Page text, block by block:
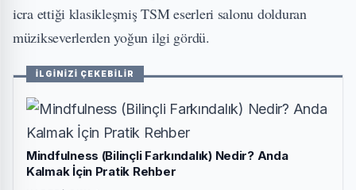
icra ettiği klasikleşmiş TSM eserleri salonu dolduran
müzikseverlerden yoğun ilgi gördü.
İLGİNİZİ ÇEKEBİLİR
Mindfulness (Bilinçli Farkındalık) Nedir? Anda
Kalmak İçin Pratik Rehber